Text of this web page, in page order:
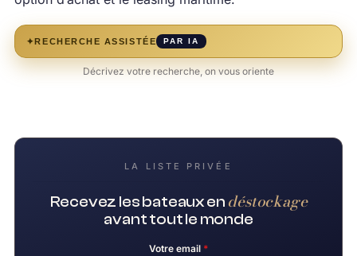
✦RECHERCHE ASSISTÉE PAR IA
Décrivez votre recherche, on vous oriente
LA LISTE PRIVÉE
Recevez les bateaux en déstockage
avant tout le monde
Votre email *